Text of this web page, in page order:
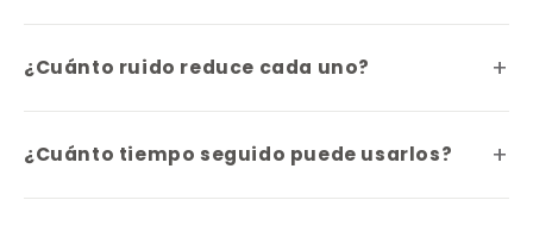
¿Cuánto ruido reduce cada uno?
¿Cuánto tiempo seguido puede usarlos?